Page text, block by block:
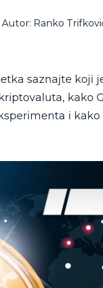
Autor: Ranko
saznajte koji
kako
i